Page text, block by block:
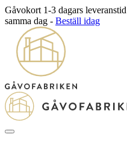
Gåvokort 1-3 dagars
samma dag - Beställ idag